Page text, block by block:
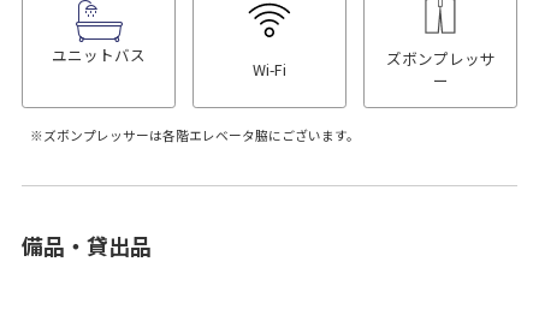
ユニットバス
Wi-Fi
ズボンプレッサ
ー
ズボンプレッサーは各階エレベータ脇にございます。
備品・貸出品